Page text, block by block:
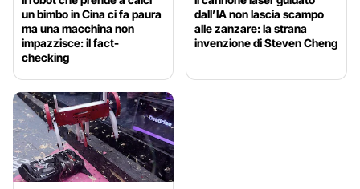
un bimbo in Cina ci fa paura
ma una macchina non
impazzisce: il fact-
checking
dall’IA non lascia scampo
alle zanzare: la strana
invenzione di Steven Cheng